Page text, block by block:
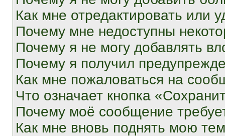
Как мне отредактировать или
Почему мне недоступны
Почему я не могу добавлять
Почему я получил
Как мне пожаловаться на
Что означает кнопка
Почему моё сообщение
Как мне вновь поднять мою